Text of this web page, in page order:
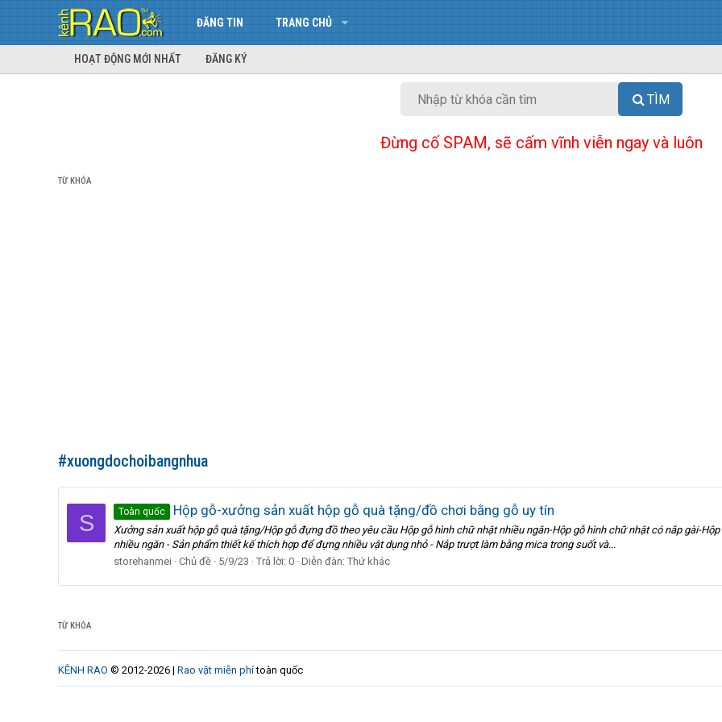
ĐĂNG TIN TRANG CHỦ
HOẠT ĐỘNG MỚI NHẤT ĐĂNG KÝ
TÌM
Đừng cố SPAM, sẽ cấm vĩnh viễn ngay và luôn
TỪ KHÓA
#xuongdochoibangnhua
S Toàn quốc Hộp gỗ-xưởng sản xuất hộp gỗ quà tặng/đồ chơi bằng gỗ uy tín
Xưởng sản xuất hộp gỗ quà tặng/Hộp gỗ đựng đồ theo yêu cầu Hộp gỗ hình chữ nhật nhiều ngăn-Hộp gỗ hình chữ nhật có nắp gài-
nhiều ngăn - Sản phẩm thiết kế thích hợp để đựng nhiều vật dụng nhỏ - Nắp trượt làm bằng mica trong suốt và...
storehanmei
Chủ đề 5/9/23 Trả lời: 0 Diễn đàn: Thứ khác
TỪ KHÓA
KÊNH RAO © 2012-2026 | Rao vặt miễn phítoàn quốc